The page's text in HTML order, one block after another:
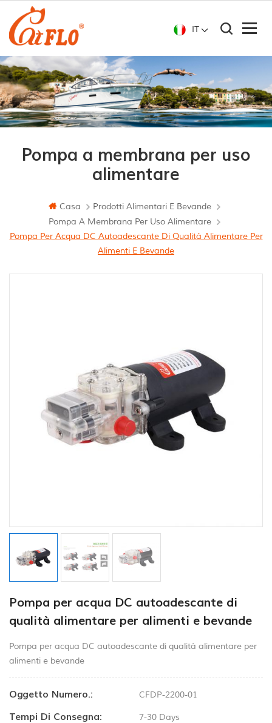
IT
Pompa a membrana per uso
alimentare
Casa
Prodotti Alimentari E Bevande
Pompa A Membrana Per Uso Alimentare
Pompa Per Acqua DC Autoadescante Di Qualità Alimentare Per
Alimenti E Bevande
Pompa per acqua DC autoadescante di
qualità alimentare per alimenti e bevande
Pompa per acqua DC autoadescante di qualità alimentare per
alimenti e bevande
Oggetto Numero.: CFDP-2200-01
Tempi Di Consegna: 7-30 Days